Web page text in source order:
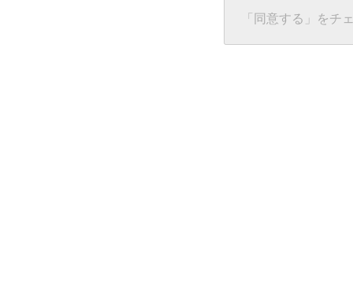
グローバルIPアドレス
接続ホスト情報
５．個人情報に関す
「同意する」をチ